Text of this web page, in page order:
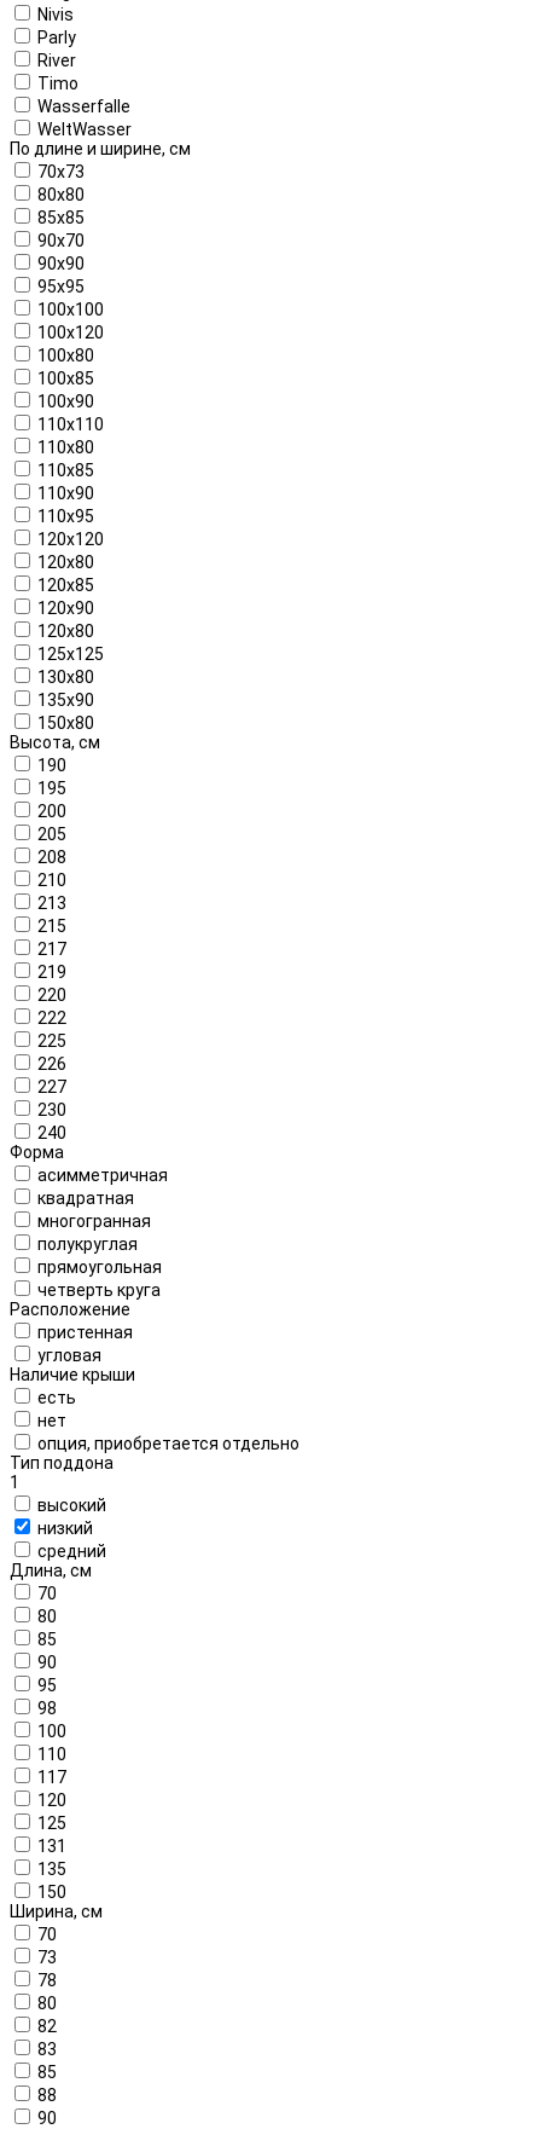
Nivis
Parly
River
Timo
Wasserfalle
WeltWasser
По длине и ширине, см
70x73
80x80
85x85
90x70
90x90
95x95
100x100
100x120
100x80
100x85
100x90
110x110
110x80
110x85
110x90
110x95
120x120
120x80
120x85
120x90
120х80
125x125
130x80
135x90
150x80
Высота, см
190
195
200
205
208
210
213
215
217
219
220
222
225
226
227
230
240
Форма
асимметричная
квадратная
многогранная
полукруглая
прямоугольная
четверть круга
Расположение
пристенная
угловая
Наличие крыши
есть
нет
опция, приобретается отдельно
Тип поддона
1
высокий
низкий
средний
Длина, см
70
80
85
90
95
98
100
110
117
120
125
131
135
150
Ширина, см
70
73
78
80
82
83
85
88
90